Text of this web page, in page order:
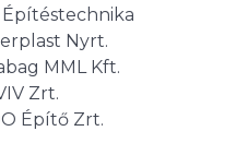
Nyrt.
MML Kft.
Zrt.
Építő Zrt.